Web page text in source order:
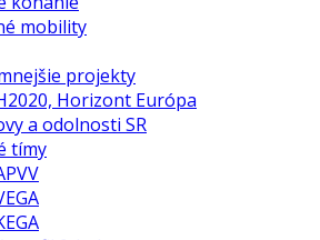
mobility
projekty
Horizont Európa
a odolnosti SR
tímy